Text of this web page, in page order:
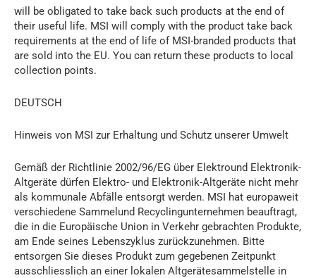
will be obligated to take back such products at the end of
their useful life. MSI will comply with the product take back
requirements at the end of life of MSI-branded products that
are sold into the EU. You can return these products to local
collection points.
DEUTSCH
Hinweis von MSI zur Erhaltung und Schutz unserer Umwelt
Gemäß der Richtlinie 2002/96/EG über Elektround Elektronik-
Altgeräte dürfen Elektro- und Elektronik-Altgeräte nicht mehr
als kommunale Abfälle entsorgt werden. MSI hat europaweit
verschiedene Sammelund Recyclingunternehmen beauftragt,
die in die Europäische Union in Verkehr gebrachten Produkte,
am Ende seines Lebenszyklus zurückzunehmen. Bitte
entsorgen Sie dieses Produkt zum gegebenen Zeitpunkt
ausschliesslich an einer lokalen Altgerätesammelstelle in